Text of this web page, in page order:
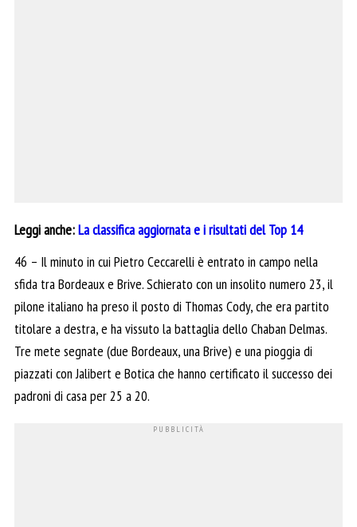
Leggi anche:La classifica aggiornata e i risultati del Top 14
46 – Il minuto in cui Pietro Ceccarelli è entrato in campo nella
sfida tra Bordeaux e Brive. Schierato con un insolito numero 23, il
pilone italiano ha preso il posto di Thomas Cody, che era partito
titolare a destra, e ha vissuto la battaglia dello Chaban Delmas.
Tre mete segnate (due Bordeaux, una Brive) e una pioggia di
piazzati con Jalibert e Botica che hanno certificato il successo dei
padroni di casa per 25 a 20.